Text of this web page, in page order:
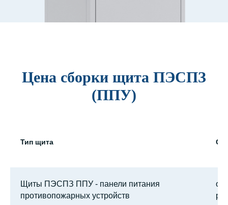
Цена сборки щита ПЭСПЗ
(ППУ)
Тип щита
Щиты ПЭСПЗ ППУ - панели питания
противопожарных устройств
от